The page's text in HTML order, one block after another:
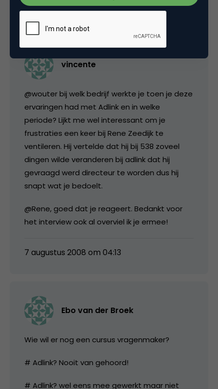
6 augustus 2008 om 17:56
vincente
@wouter bij welk bedrijf werkte je toen je deze
ervaringen had met Adlink en in welke
periode? Lijkt me wel interessant om je
frustraties een keer bij Rene Zeedijk te
ventileren. Hij vertelde dat hij bij 538 zoveel
dingen wilde veranderen bij adlink dat hij
gevraagd werd directeur te worden dus hij
snapt wat je bedoelt.
@Rene, goed dat je reageert. Bedankt voor
het interview ook al overviel ik je ermee!
7 augustus 2008 om 04:13
Ebo van der Broek
Wie wil er nog een cursus vragenmaker?
# Adlink? Nooit van gehoord!
# Adlink? wel eens mee gewerkt maar niet